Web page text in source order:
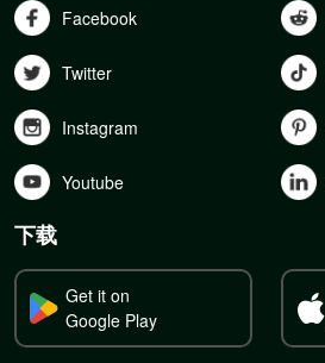
Facebook
Twitter
Instagram
Youtube
下载
Get it on
Google Play